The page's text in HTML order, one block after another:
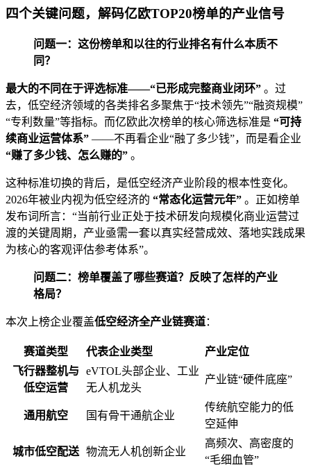
四个关键问题，解码亿欧TOP20榜单的产业信号
问题一：这份榜单和以往的行业排名有什么本质不
同？
最大的不同在于评选标准——“已形成完整商业闭环” 。过
去，低空经济领域的各类排名多聚焦于“技术领先”“融资规模”
“专利数量”等指标。而亿欧此次榜单的核心筛选标准是 “可持
续商业运营体系” ——不再看企业“融了多少钱”，而是看企业
“赚了多少钱、怎么赚的” 。
这种标准切换的背后，是低空经济产业阶段的根本性变化。
2026年被业内视为低空经济的 “常态化运营元年” 。正如榜单
发布词所言：“当前行业正处于技术研发向规模化商业运营过
渡的关键周期，产业亟需一套以真实经营成效、落地实践成果
为核心的客观评估参考体系”。
问题二：榜单覆盖了哪些赛道？反映了怎样的产业
格局？
本次上榜企业覆盖低空经济全产业链赛道：
赛道类型 代表企业类型
产业定位
飞行器整机与
低空运营
eVTOL头部企业、工业
无人机龙头
产业链“硬件底座”
通用航空 国有骨干通航企业
传统航空能力的低
空延伸
城市低空配送 物流无人机创新企业
高频次、高密度的
“毛细血管”